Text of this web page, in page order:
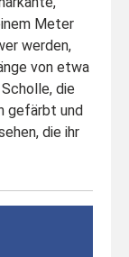
Meter
werden,
von etwa
die
gefärbt und
die ihr